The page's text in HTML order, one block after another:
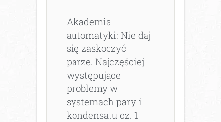
Akademia
automatyki: Nie daj
się zaskoczyć
parze. Najczęściej
występujące
problemy w
systemach pary i
kondensatu cz. 1